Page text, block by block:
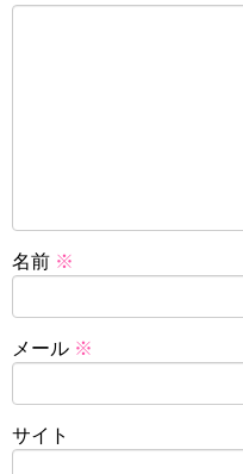
名前 ※
メール ※
サイト